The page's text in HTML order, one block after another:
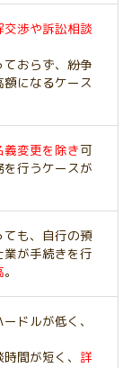
交渉や訴訟相談
おらず、紛争
になるケース
変更を除き可
行うケースが
ても、自行の預
が手続きを行
。
ドルが低く、
間が短く、 詳